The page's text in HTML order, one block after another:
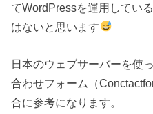
てWordPressを運用してい
はないと思います
日本のウェブサーバーを使
合わせフォーム（
合に参考になります。